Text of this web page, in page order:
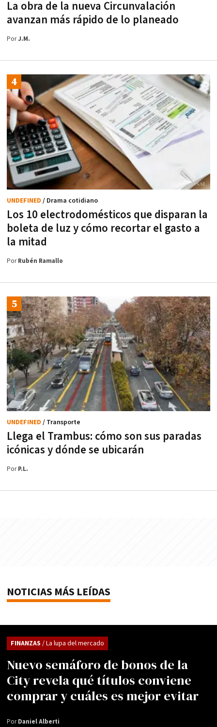
La obra de la nueva Circunvalación
avanzan más rápido de lo planeado
PorJ.M.
Los 10 electrodomésticos que disparan la
boleta de luz y cómo recortar el gasto a
la mitad
UNDEFINED / Drama cotidiano
PorRubén Ramallo
Llega el Trambus: cómo son sus paradas
icónicas y dónde se ubicarán
UNDEFINED / Transporte
PorP.L.
NOTICIAS MÁS LEÍDAS
Nuevo semáforo de bonos de la
City revela qué títulos conviene
comprar y cuáles es mejor evitar
FINANZAS / La lupa del mercado
PorDaniel Alberti